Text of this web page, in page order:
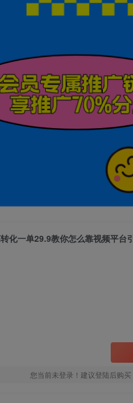
您当前未登录！建议登陆后购